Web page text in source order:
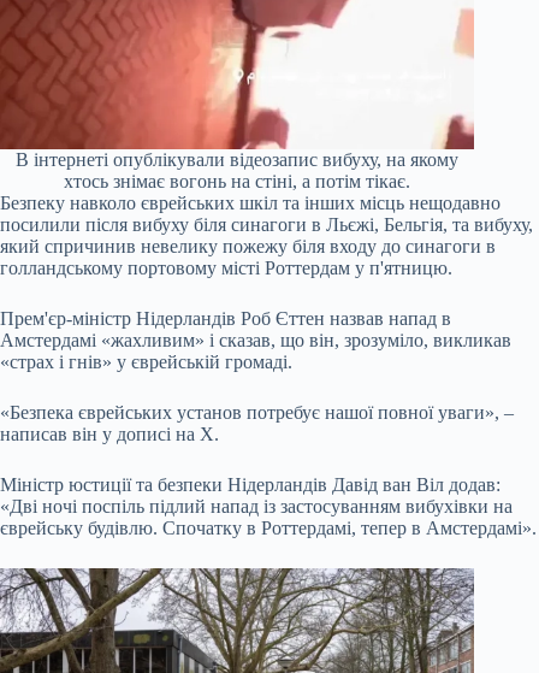
В інтернеті опублікували відеозапис вибуху, на якому
хтось знімає вогонь на стіні, а потім тікає.
Безпеку навколо єврейських шкіл та інших місць нещодавно
посилили після вибуху біля синагоги в Льєжі, Бельгія, та вибуху,
який спричинив невелику пожежу біля входу до синагоги в
голландському портовому місті Роттердам у п'ятницю.
Прем'єр-міністр Нідерландів Роб Єттен назвав напад в
Амстердамі «жахливим» і сказав, що він, зрозуміло, викликав
«страх і гнів» у єврейській громаді.
«Безпека єврейських установ потребує нашої повної уваги», –
написав він у дописі на X.
Міністр юстиції та безпеки Нідерландів Давід ван Віл додав:
«Дві ночі поспіль підлий напад із застосуванням вибухівки на
єврейську будівлю. Спочатку в Роттердамі, тепер в Амстердамі».